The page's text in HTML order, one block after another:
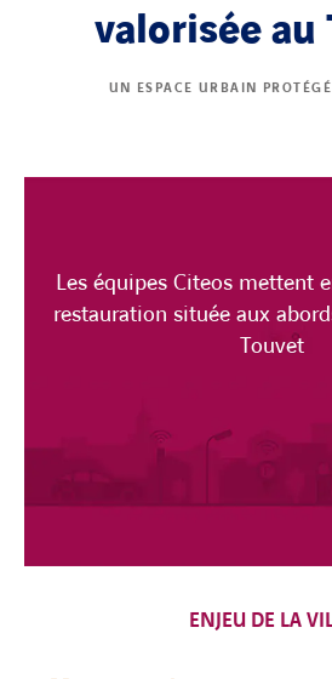
valorisée au
UN ESPACE URBAIN
Les équipes Citeos mettent
restauration située aux
Touvet
ENJEU DE LA